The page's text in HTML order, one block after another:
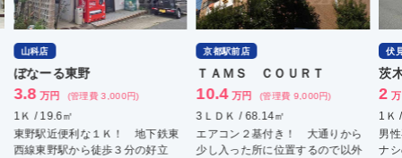
3,000円)
Ｋ！ 地下鉄東
歩３分の好立
ＴＡＭＳ ＣＯＵＲＴ
10.4 万円 (管理費 9,000円)
エアコン２基付き！ 大通りから
少し入った所に位置するので以外
茨木アパート
2 万円 (管理費 900円)
男性専用アパートで
ナシのレトロなアパー